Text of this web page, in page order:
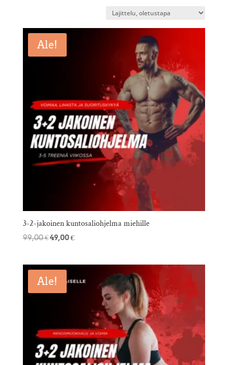
Ale!
3-2-jakoinen kuntosaliohjelma miehille
99,00€ Alkuperäinen
99,00 €.
49,00€Nykyinen
Ale!